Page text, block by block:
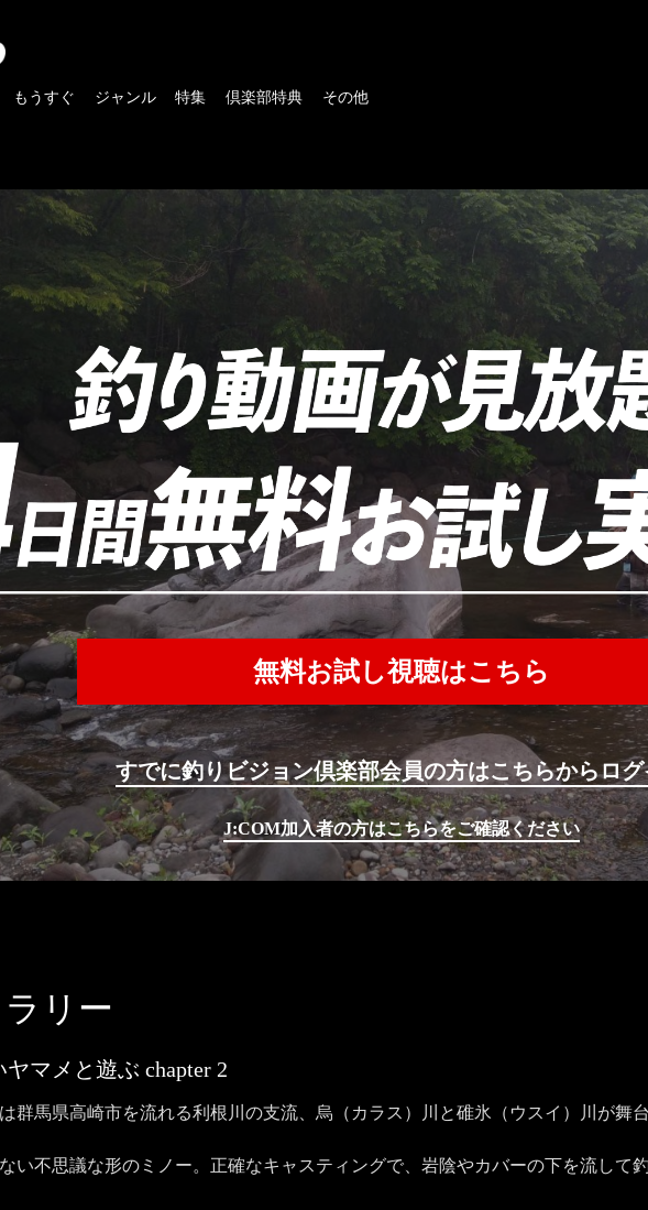
もうすぐ ジャンル 特集 倶楽部特典 その他
無料お試し視聴はこちら
すでに釣りビジョン倶楽部会員の方はこちらからロ
J:COM加入者の方はこちらをご確認ください
リー
ヤマメと遊ぶ chapter 2
群馬県高崎市を流れる利根川の支流、烏（カラス）川と碓氷（ウスイ）川が舞
い不思議な形のミノー。正確なキャスティングで、岩陰やカバーの下を流して